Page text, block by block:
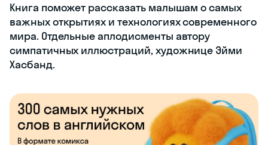
Книга поможет рассказать малышам о самых
важных открытиях и технологиях современного
мира. Отдельные аплодисменты автору
симпатичных иллюстраций, художнице Эйми
Хасбанд.